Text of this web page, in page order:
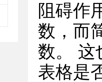
阻碍作
数，而
数。 这
表格是